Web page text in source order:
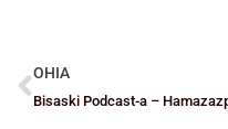
OHIA